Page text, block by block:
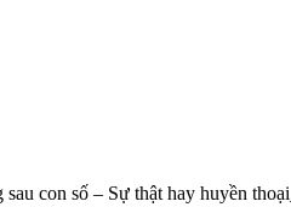
con số – Sự thật hay huyền thoại_